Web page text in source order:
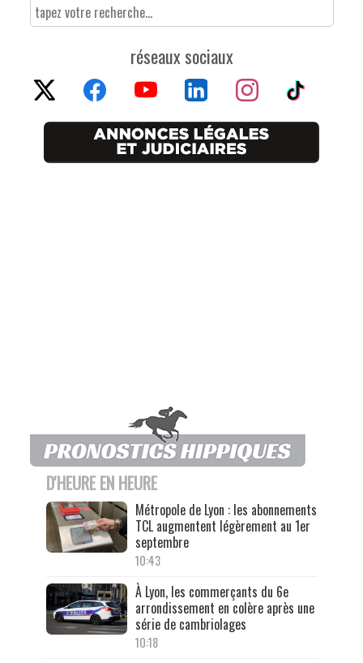
réseaux sociaux
D'HEURE EN HEURE
Métropole de Lyon : les abonnements
TCL augmentent légèrement au 1er
septembre
10:43
À Lyon, les commerçants du 6e
arrondissement en colère après une
série de cambriolages
10:18